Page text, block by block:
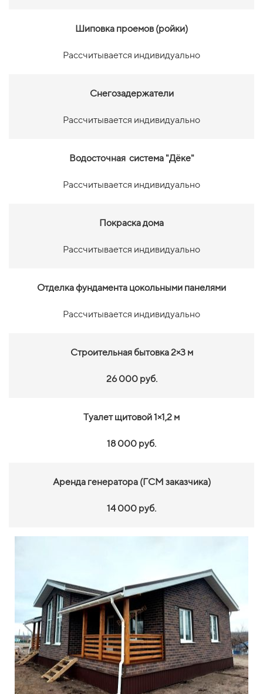
Шиповка проемов (ройки)
Рассчитывается индивидуально
Снегозадержатели
Рассчитывается индивидуально
Водосточная система "Дёке"
Рассчитывается индивидуально
Покраска дома
Рассчитывается индивидуально
Отделка фундамента цокольными панелями
Рассчитывается индивидуально
Строительная бытовка 2×3 м
26 000 руб.
Туалет щитовой 1×1,2 м
18 000 руб.
Аренда генератора (ГСМ заказчика)
14 000 руб.